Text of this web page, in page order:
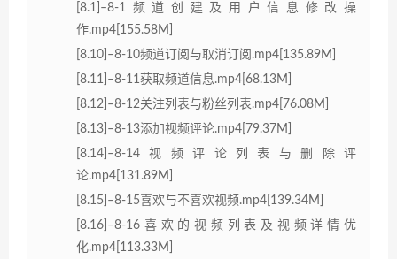
[8.1]–8-1频道创建及用户信息修改操
作.mp4[155.58M]
[8.10]–8-10频道订阅与取消订阅.mp4[135.89M]
[8.11]–8-11获取频道信息.mp4[68.13M]
[8.12]–8-12关注列表与粉丝列表.mp4[76.08M]
[8.13]–8-13添加视频评论.mp4[79.37M]
[8.14]–8-14视频评论列表与删除评
论.mp4[131.89M]
[8.15]–8-15喜欢与不喜欢视频.mp4[139.34M]
[8.16]–8-16喜欢的视频列表及视频详情优
化.mp4[113.33M]